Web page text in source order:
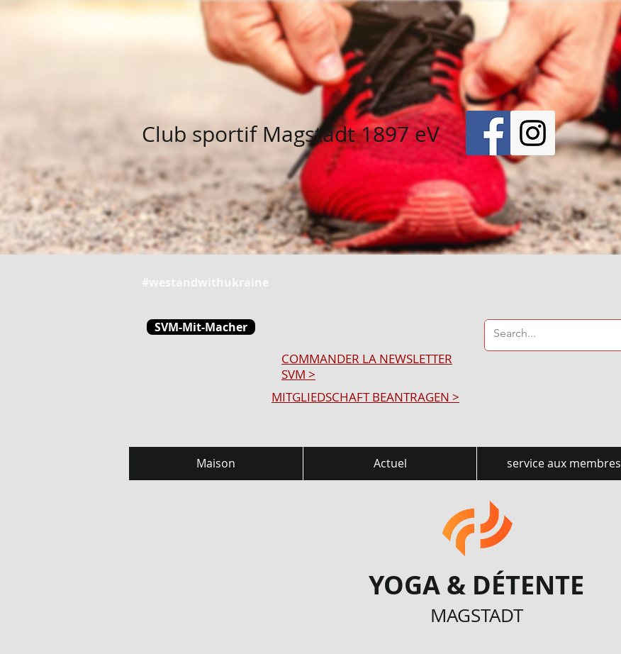
Club sportif Magstadt 1897 eV
SVM-Mit-Macher
COMMANDER LA NEWSLETTER
SVM >
MITGLIEDSCHAFT BEANTRAGEN >
Maison Actuel service aux membres
YOGA & DÉTENTE
MAGSTADT